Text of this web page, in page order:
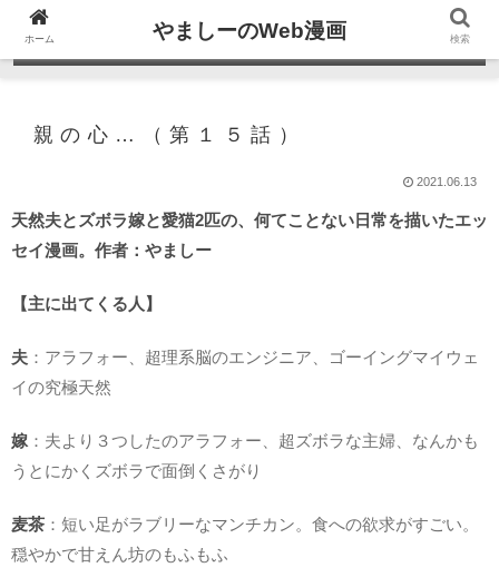
親の心…（第１５話）
2021.06.13
天然夫とズボラ嫁と愛猫2匹の、何てことない日常を描いたエッ
セイ漫画。作者：やましー
【主に出てくる人】
夫 ：アラフォー、超理系脳のエンジニア、ゴーイングマイウェ
イの究極天然
嫁 ：夫より３つしたのアラフォー、超ズボラな主婦、なんかも
うとにかくズボラで面倒くさがり
麦茶 ：短い足がラブリーなマンチカン。食への欲求がすごい。
穏やかで甘えん坊のもふもふ
ホーム やましーのWeb漫画 検索